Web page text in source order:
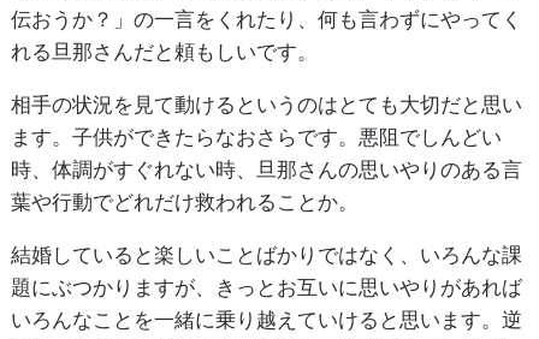
伝おうか？」の一言をくれたり、何も言わずにやってく
れる旦那さんだと頼もしいです。
相手の状況を見て動けるというのはとても大切だと思い
ます。子供ができたらなおさらです。悪阻でしんどい
時、体調がすぐれない時、旦那さんの思いやりのある言
葉や行動でどれだけ救われることか。
結婚していると楽しいことばかりではなく、いろんな課
題にぶつかりますが、きっとお互いに思いやりがあれば
いろんなことを一緒に乗り越えていけると思います。逆